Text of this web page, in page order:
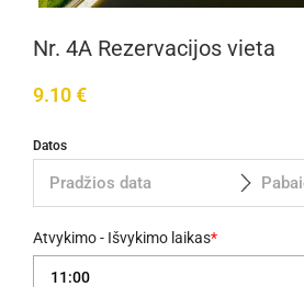
Nr. 4A Rezervacijos vieta
9.10€
Datos
Atvykimo - Išvykimo laikas*